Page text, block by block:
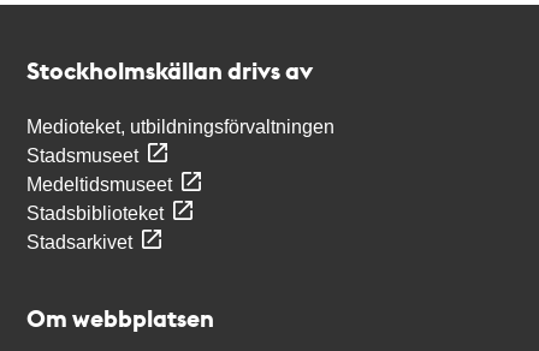
Stockholmskällan drivs av
Medioteket, utbildningsförvaltningen
Stadsmuseet
Medeltidsmuseet
Stadsbiblioteket
Stadsarkivet
Om webbplatsen